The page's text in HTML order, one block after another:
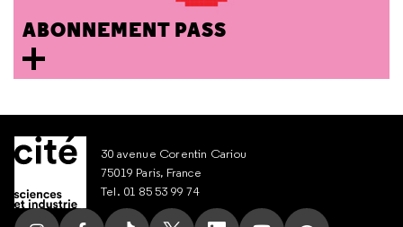
ABONNEMENT PASS
30 avenue Corentin Cariou
75019 Paris, France
Tel. 01 85 53 99 74